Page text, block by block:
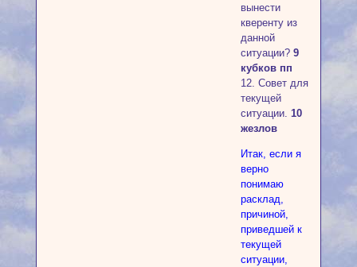
вынести
кверенту из
данной
ситуации? 9
кубков пп
12. Совет для
текущей
ситуации. 10
жезлов
Итак, если я
верно
понимаю
расклад,
причиной,
приведшей к
текущей
ситуации,